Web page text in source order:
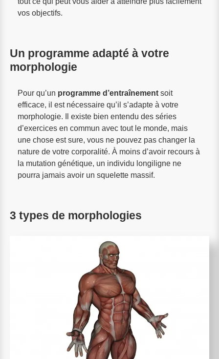
vos objectifs.
Un programme adapté à votre
morphologie
Pour qu’un programme d’entraînement soit
efficace, il est nécessaire qu’il s’adapte à votre
morphologie. Il existe bien entendu des séries
d’exercices en commun avec tout le monde, mais
une chose est sure, vous ne pouvez pas changer la
nature de votre corporalité. À moins d’avoir recours à
la mutation génétique, un individu longiligne ne
pourra jamais avoir un squelette massif.
3 types de morphologies